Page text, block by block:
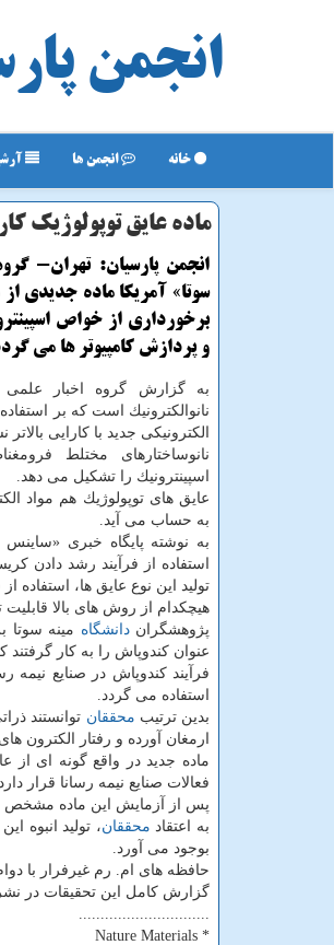
انجمن
خانه انجمن ها
ماده عایق توپولوژیك
انجمن پارسیان: تهران-
سوتا» آمریكا ماده جدیدی از
برخورداری از خواص
و پردازش كامپیوتر ها می
به گزارش گروه اخبار علمی
نانوالكترونیك است كه بر
الكترونیكی جدید با كارایی
نانوساختارهای مختلط
اسپینترونیك را تشكیل می دهد.
عایق های توپولوژیك هم مواد
به حساب می آید.
به نوشته پایگاه خبری «ساینس
استفاده از فرآیند رشد دادن
تولید این نوع عایق ها،
هیچكدام از روش های بالا قابلیت
پژوهشگراندانشگاه مینه
عنوان كندوپاش را به كار
فرآیند كندوپاش در صنایع
استفاده می گردد.
بدین ترتیب محققان
ارمغان آورده و رفتار الكترون
ماده جدید در واقع گونه ای
فعالات صنایع نیمه رسانا قرار
پس از آزمایش این ماده مشخص شد كارآیی آن در
به اعتقاد محققان، تولید انبوه
بوجود می آورد.
حافظه های ام. رم غیرفرار با
گزارش كامل این تحقیقات در
..............................
* Nature Materials